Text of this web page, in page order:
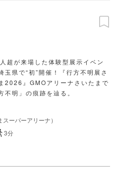
超が来場した体験型展示イベン
玉県で“初”開催！『行方不明展さ
2026』GMOアリーナさいたまで
不明」の痕跡を辿る。
ーパーアリーナ）
3分